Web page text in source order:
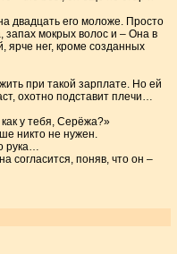
двадцать его моложе. Просто
запах мокрых волос и – Она в
ярче нег, кроме созданных
при такой зарплате. Но ей
охотно подставит плечи…
у тебя, Серёжа?»
никто не нужен.
согласится, поняв, что он –